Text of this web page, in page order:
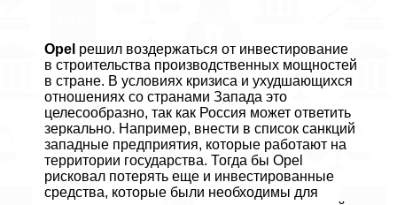
Opel решил воздержаться от инвестирование
в строительства производственных мощностей
в стране. В условиях кризиса и ухудшающихся
отношениях со странами Запада это
целесообразно, так как Россия может ответить
зеркально. Например, внести в список санкций
западные предприятия, которые работают на
территории государства. Тогда бы Opel
рисковал потерять еще и инвестированные
средства, которые были необходимы для